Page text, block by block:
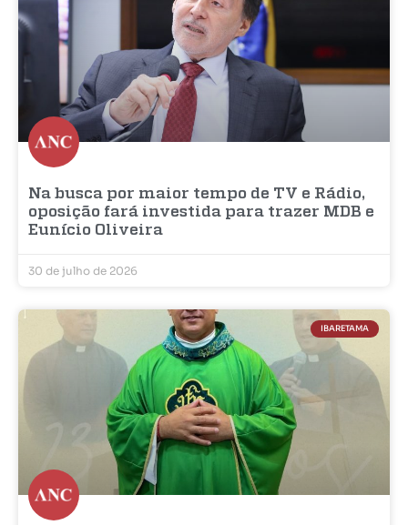
Na busca por maior tempo de TV e Rádio,
oposição fará investida para trazer MDB e
Eunício Oliveira
30 de julho de 2026
IBARETAMA